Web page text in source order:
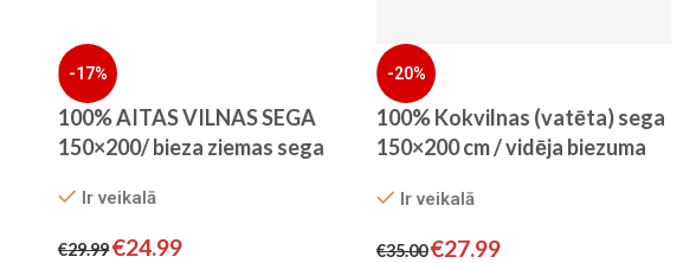
-17%
100% AITAS VILNAS SEGA
150×200/ bieza ziemas sega
Ir veikalā
€29.99€24.99
-20%
100% Kokvilnas (vatēta) sega
150×200 cm / vidēja biezuma
Ir veikalā
€35.00€27.99